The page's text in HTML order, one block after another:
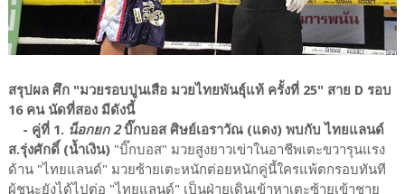
สรุปผล ศึก "มวยรอบปูนเสือ มวยไทยพันธุ์แท้ ครั้งที่ 25" สาย D รอบ
16 คน นัดที่สอง มีดังนี้
- คู่ที่ 1. น็อกยก 2บิ๊กบอส ศิษย์เอราวัณ (แดง) พบกับ ไทยแลนด์
ส.รุ่งศักดิ์ (น้ำเงิน)"บิ๊กบอส" มวยสูงยาวเข่าในอาชีพเตะขวารุนแรง
ด้าน "ไทยแลนด์" มวยซ้ายเตะหนักต่อยหนักคู่นี้ใครแพ้ตกรอบทันที
ผู้ชนะยังได้ไปต่อ "ไทยแลนด์" เป็นฝ่ายเดินเข้าหาเตะซ้ายเข้าชาย